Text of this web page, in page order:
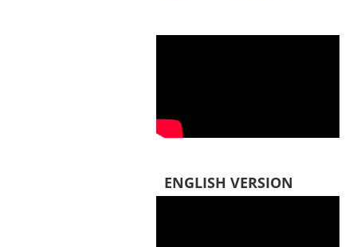
ENGLISH VERSION